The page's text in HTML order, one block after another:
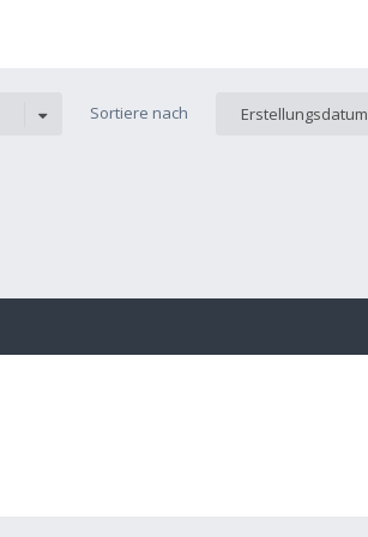
Sortiere nach Erstellungsdatum